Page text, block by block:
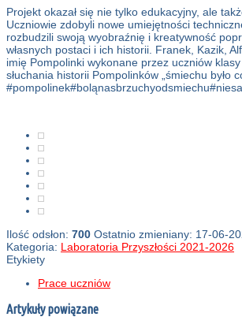
Projekt okazał się nie tylko edukacyjny, ale
Uczniowie zdobyli nowe umiejętności
rozbudzili swoją wyobraźnię i kreatywność
własnych postaci i ich historii. Franek, Kazik,
imię Pompolinki wykonane przez uczniów
słuchania historii Pompolinków „śmiechu było
Ilość odsłon: 700 Ostatnio zmieniany: 17-06-
Kategoria: Laboratoria Przyszłości 2021-2026
Etykiety
Prace uczniów
Artykuły powiązane